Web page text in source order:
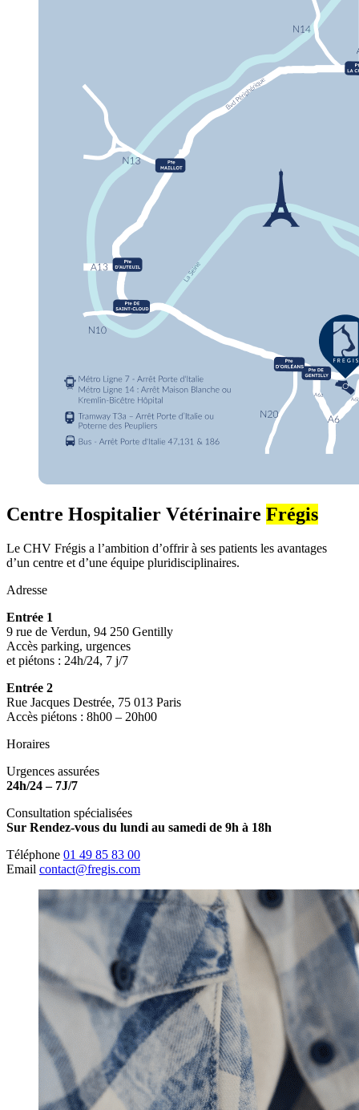
Centre Hospitalier Vétérinaire Frégis
Le CHV Frégis a l’ambition d’offrir à ses patients les avantages
d’un centre et d’une équipe pluridisciplinaires.
Adresse
Entrée 1
9 rue de Verdun, 94 250 Gentilly
Accès parking, urgences
et piétons : 24h/24, 7 j/7
Entrée 2
Rue Jacques Destrée, 75 013 Paris
Accès piétons : 8h00 – 20h00
Horaires
Urgences assurées
24h/24 – 7J/7
Consultation spécialisées
Sur Rendez-vous du lundi au samedi de 9h à 18h
Téléphone 01 49 85 83 00
Email contact@fregis.com